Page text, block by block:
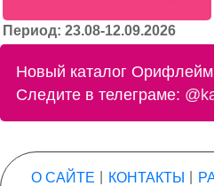
Период: 23.08-12.09.2026
Новый каталог Орифлейм
Следите в телеграме:
О САЙТЕ КОНТАКТЫ